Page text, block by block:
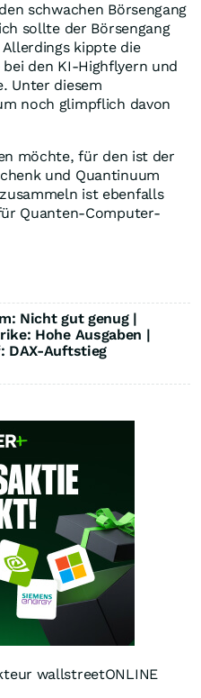
schwachen Börsengang
sollte der Börsengang
kippte die
den KI-Highflyern und
Unter diesem
noch glimpflich davon
möchte, für den ist der
und Quantinuum
ist ebenfalls
Quanten-Computer-
Nicht gut genug |
Hohe Ausgaben |
DAX-Auftstieg
wallstreetONLINE